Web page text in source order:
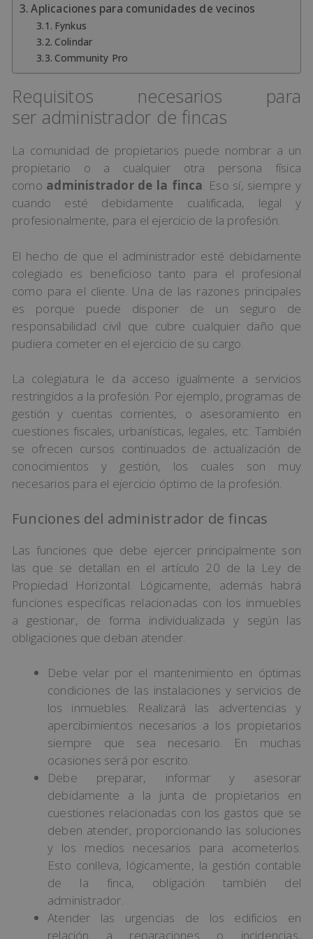
Aplicaciones para comunidades de vecinos
Fynkus
Colindar
Community Pro
Requisitos necesarios para
ser administrador de fincas
La comunidad de propietarios puede nombrar a un
propietario o a cualquier otra persona física
como administrador de la finca. Eso sí, siempre y
cuando esté debidamente cualificada, legal y
profesionalmente, para el ejercicio de la profesión.
El hecho de que el administrador esté debidamente
colegiado es beneficioso tanto para el profesional
como para el cliente. Una de las razones principales
es porque puede disponer de un seguro de
responsabilidad civil que cubre cualquier daño que
pudiera cometer en el ejercicio de su cargo.
La colegiatura le da acceso igualmente a servicios
restringidos a la profesión. Por ejemplo, programas de
gestión y cuentas corrientes, o asesoramiento en
cuestiones fiscales, urbanísticas, legales, etc. También
se ofrecen cursos continuados de actualización de
conocimientos y gestión, los cuales son muy
necesarios para el ejercicio óptimo de la profesión.
Funciones del administrador de fincas
Las funciones que debe ejercer principalmente son
las que se detallan en el artículo 20 de la Ley de
Propiedad Horizontal. Lógicamente, además habrá
funciones específicas relacionadas con los inmuebles
a gestionar, de forma individualizada y según las
obligaciones que deban atender.
Debe velar por el mantenimiento en óptimas
condiciones de las instalaciones y servicios de
los inmuebles. Realizará las advertencias y
apercibimientos necesarios a los propietarios
siempre que sea necesario. En muchas
ocasiones será por escrito.
Debe preparar, informar y asesorar
debidamente a la junta de propietarios en
cuestiones relacionadas con los gastos que se
deben atender, proporcionando las soluciones
y los medios necesarios para acometerlos.
Esto conlleva, lógicamente, la gestión contable
de la finca, obligación también del
administrador.
Atender las urgencias de los edificios en
relación a reparaciones o incidencias,